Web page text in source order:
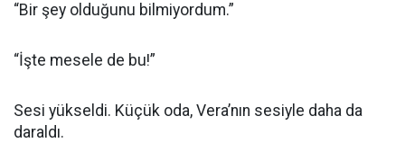
“Bir şey olduğunu bilmiyordum.”
“İşte mesele de bu!”
Sesi yükseldi. Küçük oda, Vera’nın sesiyle daha da
daraldı.